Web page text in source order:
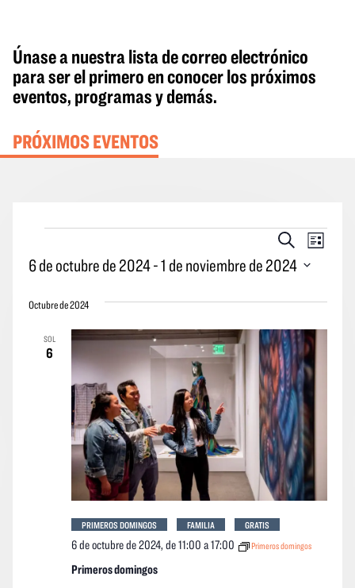
Únase a nuestra lista de correo electrónico
para ser el primero en conocer los próximos
eventos, programas y demás.
PRÓXIMOS EVENTOS
Eventos
Búsqueda
vistas
Buscar
vistas
de
los
Lista
6 de octubre de 2024 - 1 de noviembre de 2024
la
Octubre de 2024
SOL
6
Primeros domingos
6 de octubre de 2024, de 11:00 a17:00 Primeros domingos
PRIMEROS DOMINGOS FAMILIA GRATIS